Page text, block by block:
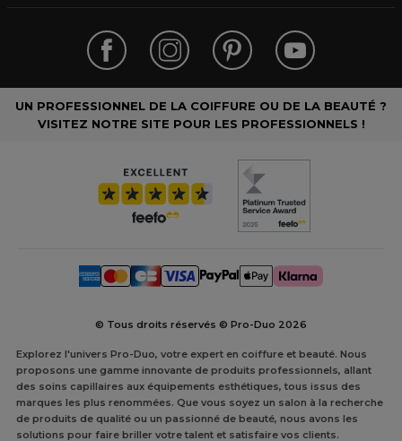
UN PROFESSIONNEL DE LA COIFFURE OU DE LA BEAUTÉ ?
VISITEZ NOTRE SITE POUR LES PROFESSIONNELS !
© Tous droits réservés © Pro-Duo 2026
Explorez l'univers Pro-Duo, votre expert en coiffure et beauté. Nous
proposons une gamme innovante de produits professionnels, allant
des soins capillaires aux équipements esthétiques, tous issus des
marques les plus renommées. Que vous soyez un salon à la recherche
de produits de qualité ou un passionné de beauté, nous avons les
solutions pour faire briller votre talent et satisfaire vos clients.